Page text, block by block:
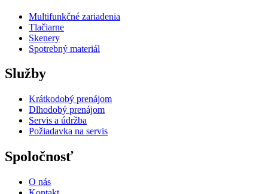
Multifunkčné zariadenia
Tlačiarne
Skenery
Spotrebný materiál
Služby
Krátkodobý prenájom
Dlhodobý prenájom
Servis a údržba
Požiadavka na servis
Spoločnosť
O nás